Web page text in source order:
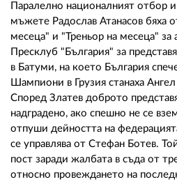
Паралелно националният отбор
мъжете Радослав Атанасов бяха
месеца" и "Треньор на месеца" за
Пресклуб "България" за
в Батуми, на което България
Шампиони в Грузия станаха
Според Златев доброто
надградено, ако спешно не се
отпуши дейността на
се управлява от Стефан Ботев.
пост заради жалбата в съда от
относно провеждането на